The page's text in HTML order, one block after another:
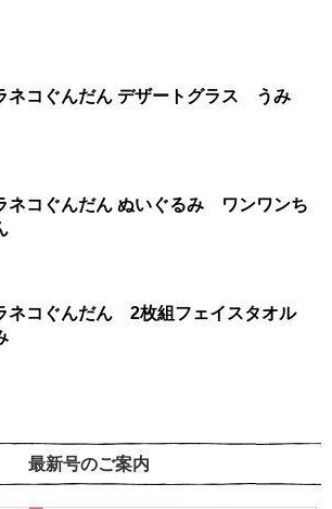
ノラネコぐんだん デザートグラス うみ
ネコぐんだん ぬいぐるみ ワンワンち
ネコぐんだん 2枚組フェイスタオル
最新号のご案内